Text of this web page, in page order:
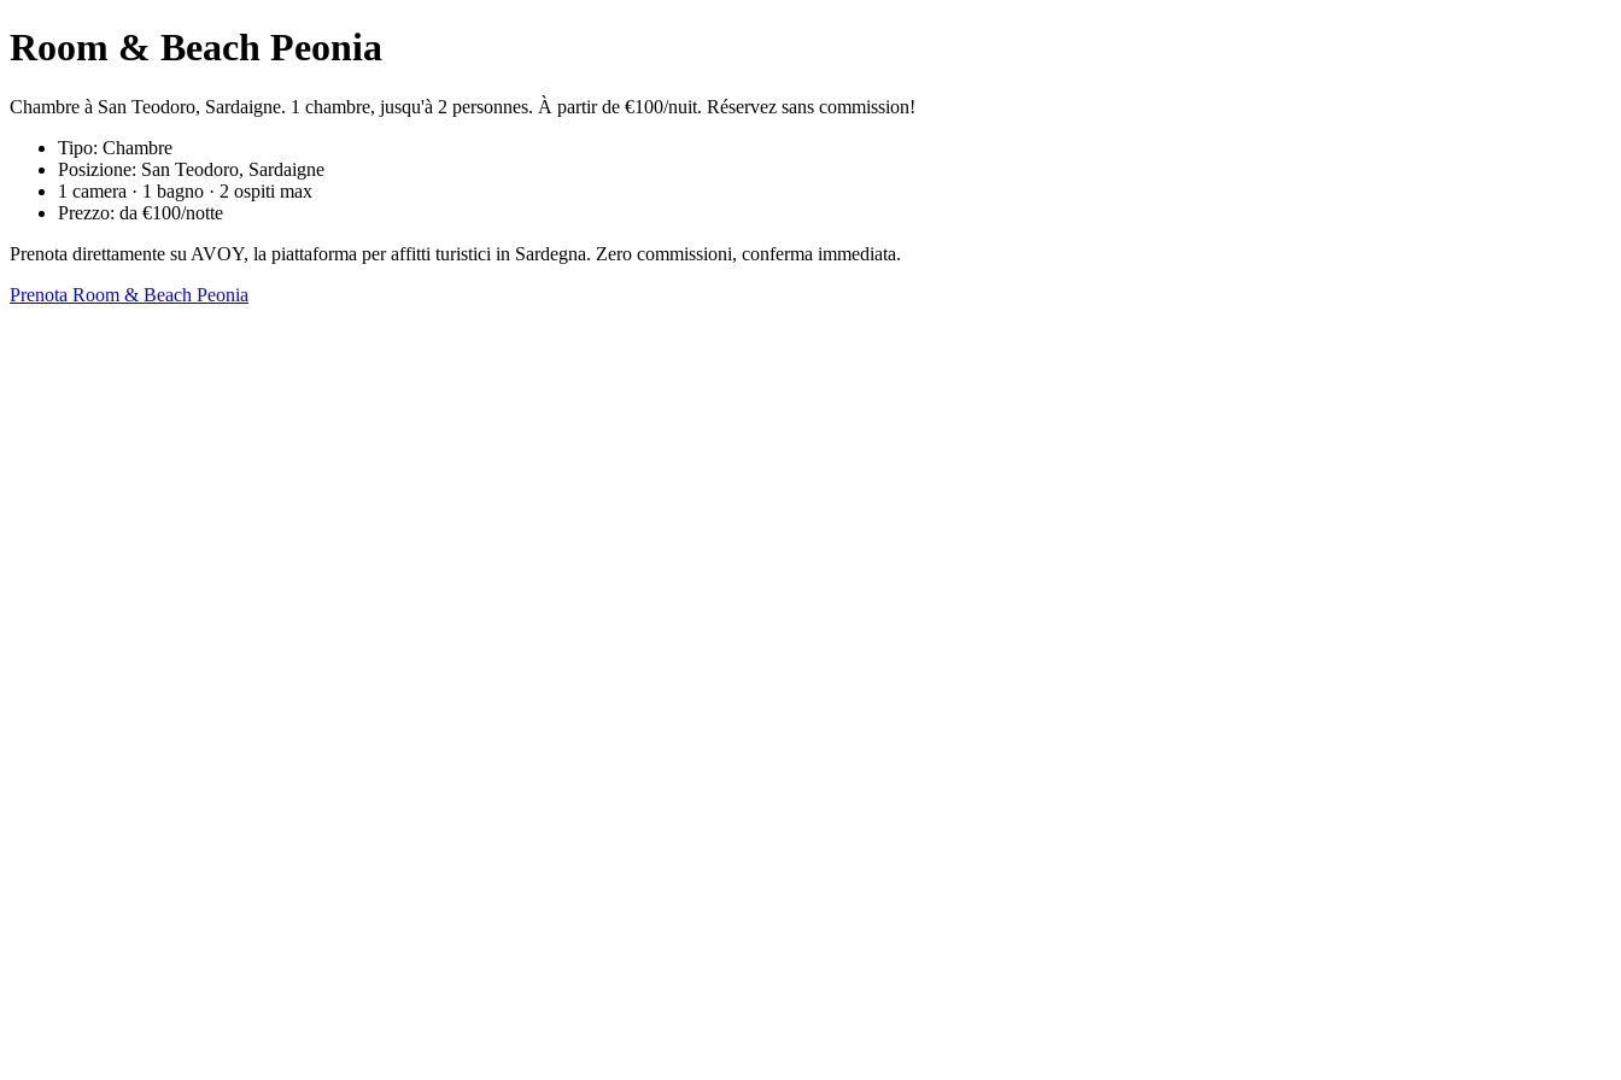
Room & Beach Peonia
Chambre à San Teodoro, Sardaigne. 1 chambre, jusqu'à 2 personnes. À partir de €100/nuit. Réservez sans commission!
Tipo: Chambre
Posizione: San Teodoro, Sardaigne
1 camera · 1 bagno · 2 ospiti max
Prezzo: da €100/notte
Prenota direttamente su AVOY, la piattaforma per affitti turistici in Sardegna. Zero commissioni, conferma immediata.
Prenota Room & Beach Peonia